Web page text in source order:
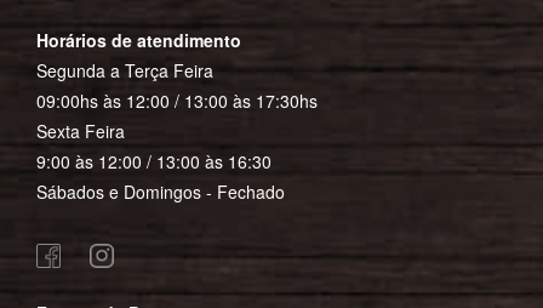
Horários de atendimento
Segunda a Terça Feira
09:00hs às 12:00 / 13:00 às 17:30hs
Sexta Feira
9:00 às 12:00 / 13:00 às 16:30
Sábados e Domingos - Fechado